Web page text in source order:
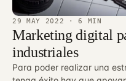
29 MAY 2022 · 6 MIN
Marketing digital
industriales
Para poder realizar una